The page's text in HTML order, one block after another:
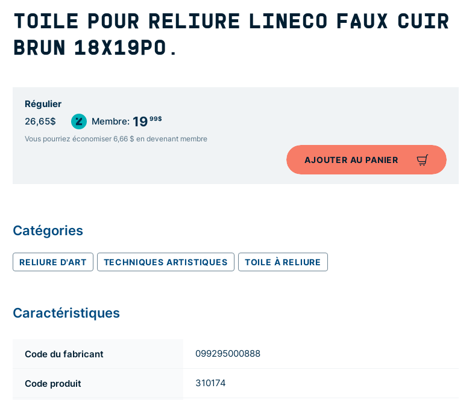
TOILE POUR RELIURE LINECO FAUX CUIR
BRUN 18X19PO.
Régulier
26,65$ Membre: 19 99$
Vous pourriez économiser 6,66 $ en devenant membre
AJOUTER AU PANIER
Catégories
RELIURE D'ART TECHNIQUES ARTISTIQUES TOILE À RELIURE
Caractéristiques
Code du fabricant 099295000888
Code produit 310174